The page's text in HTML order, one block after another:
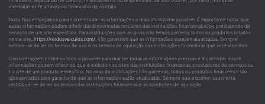
imediatamente através do formulário de contato.
Nota: Nos esforçamos para manter todas as informações o mais atualizadas possível. É importante notar que
essas informações podem diferir das encontradas nos sites das instituições financeiras e/ou prestadores de
serviços de um site específico. Para instituições com as quais não temos parceria, todos os produtos listados
neste site, https://reidosveiculos.com/, não garantem que as informações estejam atualizadas. Sempre
lembre-se de ler os termos de uso e os termos de aquisição das instituições financeiras que você escolher.
Considerações: Fazemos todo o possível para manter todas as informações precisas e atualizadas. Essas
informações podem diferir do que é exibido nos sites das instituições financeiras, prestadores de serviços ou
no site de um produto específico. No caso de instituições não parceiras, todos os produtos financeiros são
apresentados sem garantia de que as informações estão atualizadas. Sempre que escolher sua oferta,
certifique-se de ler os termos das instituições financeiras e as condições de aquisição.